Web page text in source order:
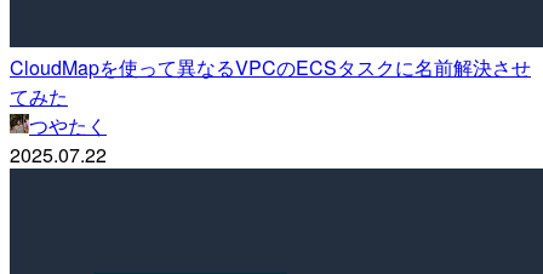
CloudMapを使って異なるVPCのECSタスクに名前解決させ
てみた
つやたく
2025.07.22